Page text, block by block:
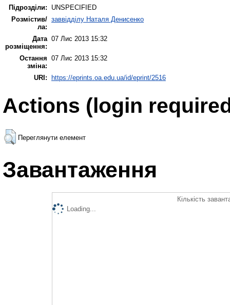
Підрозділи:
UNSPECIFIED
Розмістив/
ла:
заввідділу Наталя Денисенко
Дата
розміщення:
07 Лис 2013 15:32
Остання
зміна:
07 Лис 2013 15:32
URI: https://eprints.oa.edu.ua/id/eprint/2516
Actions (login
Переглянути елемент
Завантаження
Кількість
Loading...